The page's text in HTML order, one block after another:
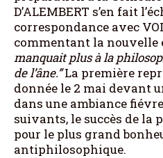
D’ALEMBERT s’en fait
correspondance avec
commentant la nouvelle
manquait plus à la
de l’âne.”La première
donnée le 2 mai devant
dans une ambiance
suivants, le succès de la
pour le plus grand
antiphilosophique.